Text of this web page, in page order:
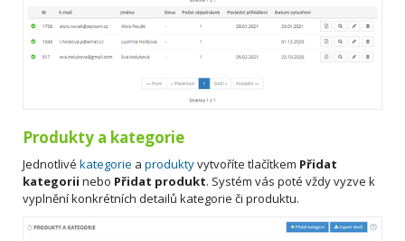
Produkty a kategorie
Jednotlivé kategorie a produktyvytvoříte tlačítkem Přidat
kategorii nebo Přidat produkt. Systém vás poté vždy vyzve k
vyplnění konkrétních detailů kategorie či produktu.